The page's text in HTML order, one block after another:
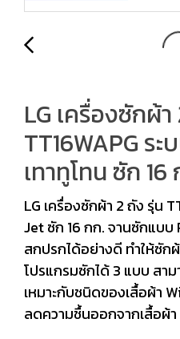
LG เครื่องซักผ้
TT16WAPG ร
เทาทูโทน ซัก 16
LG เครื่องซักผ้า 2 ถัง รุ่น
Jet ซัก 16 กก. จานซักแบ
สกปรกได้อย่างดี ทำให้ซัก
โปรแกรมซักได้ 3 แบบ สา
เหมาะกับชนิดของเสื้อผ้า
ลดความชื้นออกจากเสื้อผ้า